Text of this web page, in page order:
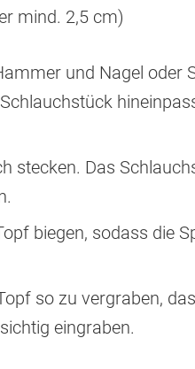
mind. 2,5 cm)
und Nagel oder
stecken. Das
biegen, sodass die
so zu vergraben,
eingraben.